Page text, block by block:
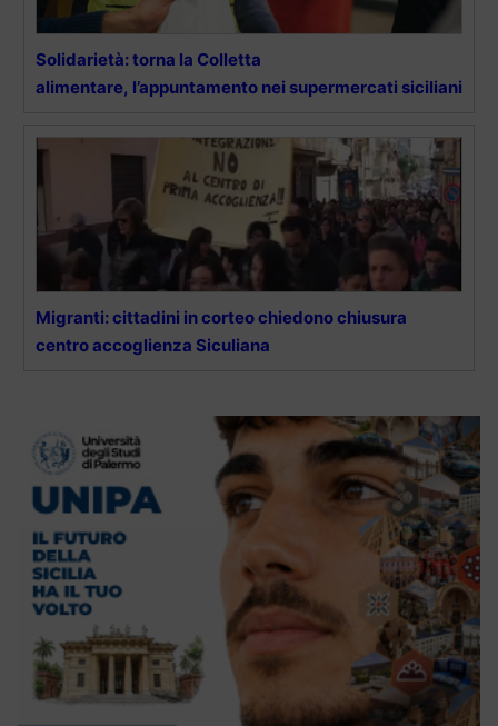
Solidarietà: torna la Colletta
alimentare, l’appuntamento nei supermercati siciliani
Migranti: cittadini in corteo chiedono chiusura
centro accoglienza Siculiana